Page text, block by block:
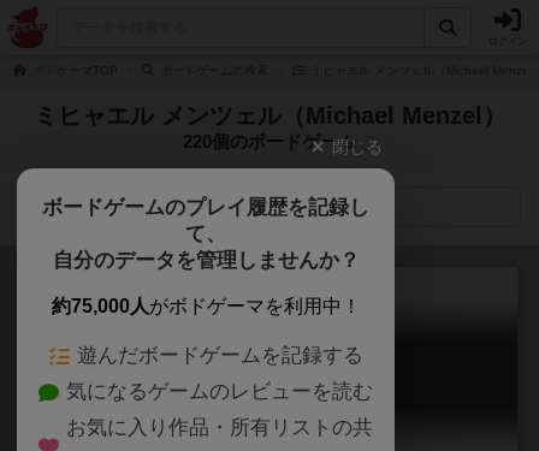
ミヒャエル メンツェル（Michael Menzel）
220個のボードゲーム
検索メニュー
カタン
Die Siedler von Catan
閉じる
ボードゲームのプレイ履歴を記録し
て、
自分のデータを管理しませんか？
約75,000人がボドゲーマを利用中！
遊んだボードゲームを記録する
気になるゲームのレビューを読む
お気に入り作品・所有リストの共